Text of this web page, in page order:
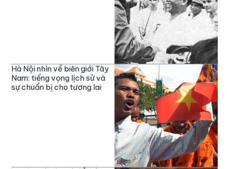
Hà Nội nhìn về biên giới Tây
Nam: tiếng vọng lịch sử và
sự chuẩn bị cho tương lai